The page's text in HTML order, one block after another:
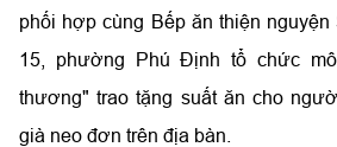
phối hợp cùng Bếp ăn thiện
15, phường Phú Định tổ chức
thương" trao tặng suất ăn cho
già neo đơn trên địa bàn.